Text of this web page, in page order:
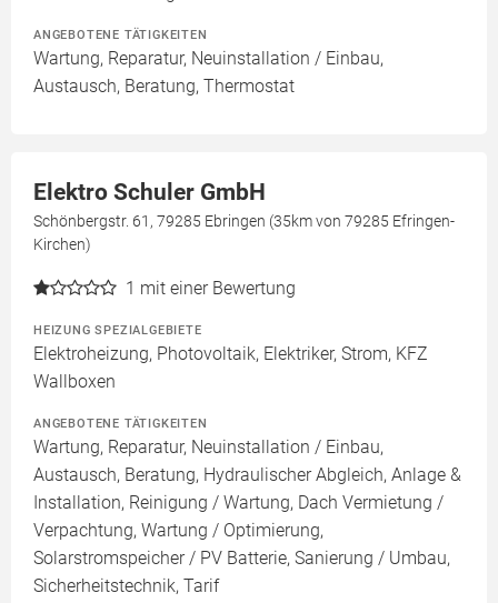
ANGEBOTENE TÄTIGKEITEN
Wartung, Reparatur, Neuinstallation / Einbau,
Austausch, Beratung, Thermostat
Elektro Schuler GmbH
Schönbergstr. 61, 79285 Ebringen (35km von 79285 Efringen-
Kirchen)
1 mit einer Bewertung
HEIZUNG SPEZIALGEBIETE
Elektroheizung, Photovoltaik, Elektriker, Strom, KFZ
Wallboxen
ANGEBOTENE TÄTIGKEITEN
Wartung, Reparatur, Neuinstallation / Einbau,
Austausch, Beratung, Hydraulischer Abgleich, Anlage &
Installation, Reinigung / Wartung, Dach Vermietung /
Verpachtung, Wartung / Optimierung,
Solarstromspeicher / PV Batterie, Sanierung / Umbau,
Sicherheitstechnik, Tarif